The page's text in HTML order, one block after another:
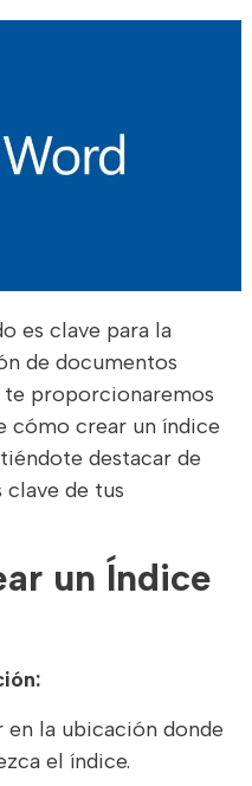
es clave para la
de documentos
te proporcionaremos
cómo crear un índice
destacar de
de tus
un Índice
la ubicación donde
el índice.